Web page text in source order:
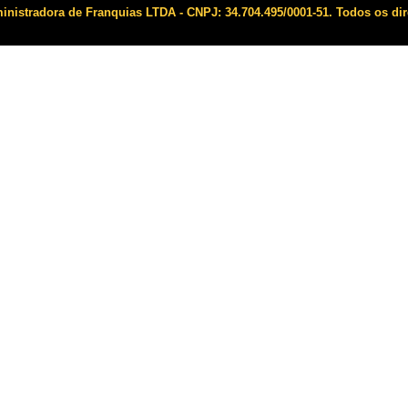
de Franquias LTDA - CNPJ: 34.704.495/0001-51. Todos os